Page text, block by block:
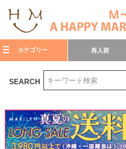
カテゴリー 再入荷
SEARCH